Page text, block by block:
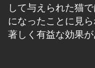
して与えられた猫
になったことに見
著しく有益な効果が